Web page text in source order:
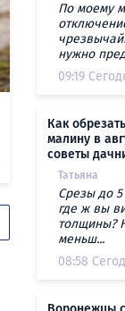
По моему
нужно
09:19
Как
малину в
советы
Татьяна
Срезы до 5
где ж вы
толщины?
меньш...
08:58